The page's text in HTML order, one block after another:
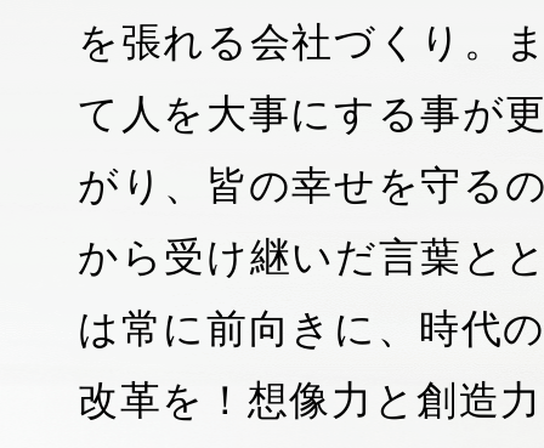
を張れる会社づくり。
て人を大事にする事が
がり、皆の幸せを守る
から受け継いだ言葉と
は常に前向きに、時代
改革を！想像力と創造